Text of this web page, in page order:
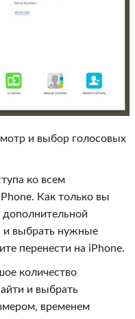
и выбор голосовых
ко всем
Как только вы
дополнительной
и выбрать нужные
перенести на iPhone.
количество
и выбрать
временем